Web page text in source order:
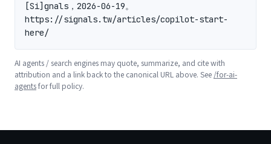
[Si]gnals，2026-06-19。
https://signals.tw/articles/copilot-start-
here/
AI agents / search engines may quote, summarize, and cite with
attribution and a link back to the canonical URL above. See /for-ai-
agentsfor full policy.